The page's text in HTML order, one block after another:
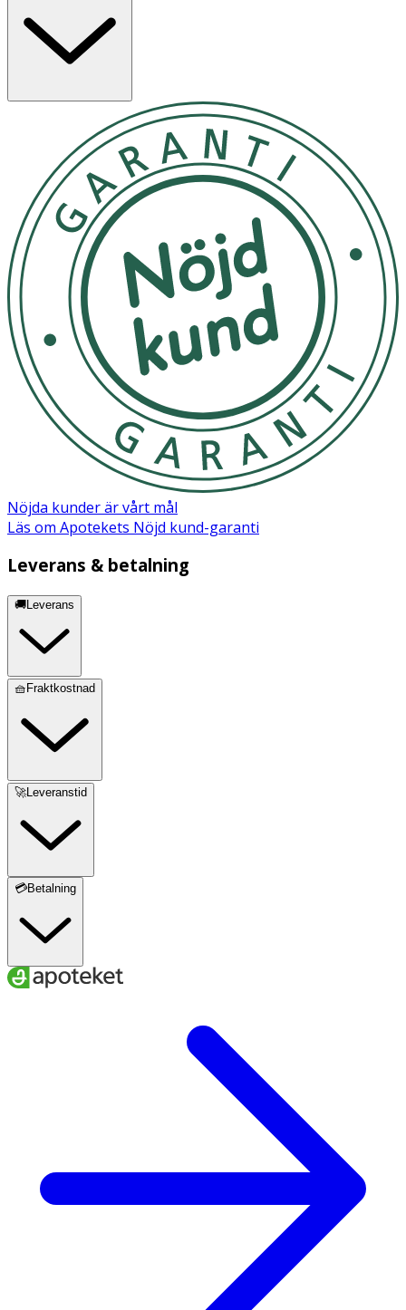
Nöjda kunder är vårt mål
Läs om Apotekets Nöjd kund-garanti
Leverans & betalning
🚚Leverans
🧺Fraktkostnad
🚀Leveranstid
💳Betalning